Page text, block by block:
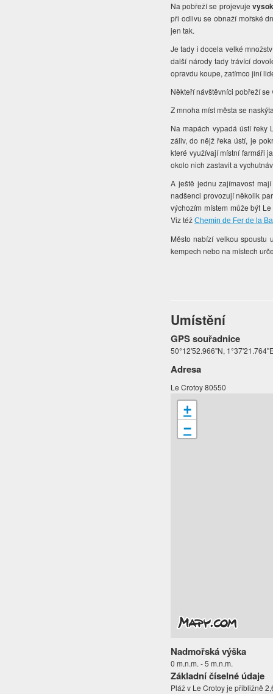
Na pobřeží se projevuje
při odlivu se obnaží mořské
jen tak.
Je tady i docela velké
další národy tady trávící
opravdu koupe, zatímco jiní
Někteří návštěvníci pobřeží
Z mnoha míst města se
Na mapách vypadá ústí řeky
záliv, do nějž řeka ústí, je
které využívají místní farmáři
okolo nich zastavit a
A ještě jednu zajímavost
nadšenci provozují několik
výchozím místem může být
Viz téžChemin de Fer de la
Město nabízí velkou spoustu
kempech nebo na místech
Umístění
GPS souřadnice
50°12'52.966"N,
Adresa
Le Crotoy 80550
+
−
Nadmořská výška
0 m.n.m. - 5 m.n.m.
Základní číselné údaje
Pláž v Le Crotoy je přibližně